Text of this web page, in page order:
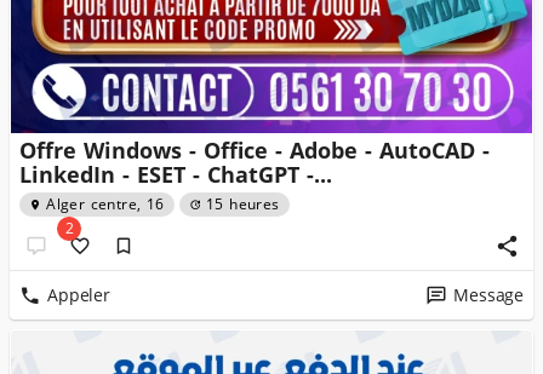
Offre Windows - Office - Adobe - AutoCAD -
LinkedIn - ESET - ChatGPT -...
Alger centre, 16
15 heures
2
Appeler Message